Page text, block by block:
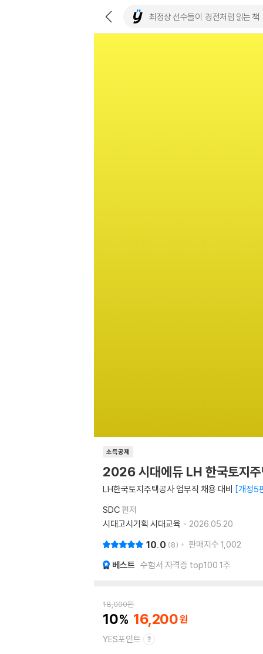
소득공제
2026 시대에듀 LH 한국토지
LH한국토지주택공사 업무직 채용 대비 개정5
SDC편저
시대고시기획 시대교육
2026.05.20.
10.0 8 판매지수 1,002
베스트 수험서 자격증 top100 1주
18,000원
10 16,200
YES포인트